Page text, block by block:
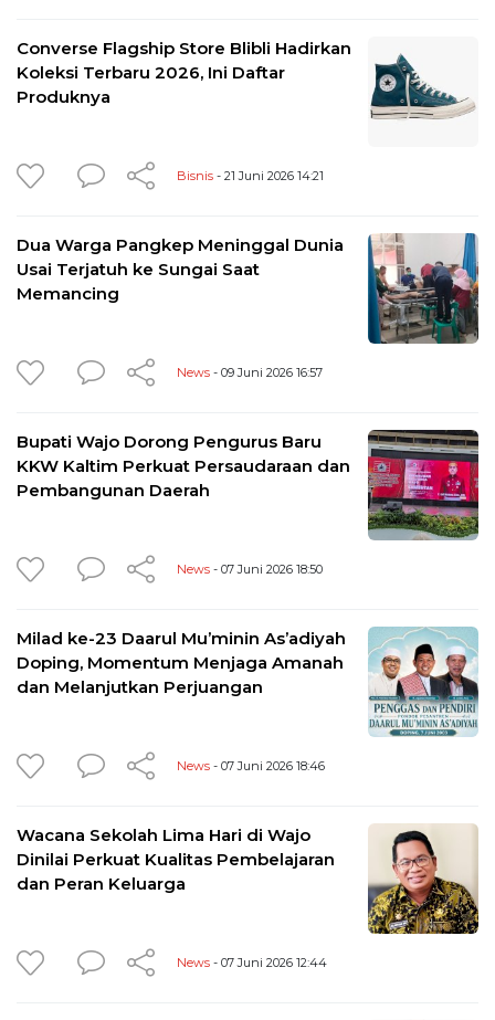
Converse Flagship Store Blibli Hadirkan
Koleksi Terbaru 2026, Ini Daftar
Produknya
Bisnis - 21 Juni 2026 14:21
Dua Warga Pangkep Meninggal Dunia
Usai Terjatuh ke Sungai Saat
Memancing
News - 09 Juni 2026 16:57
Bupati Wajo Dorong Pengurus Baru
KKW Kaltim Perkuat Persaudaraan dan
Pembangunan Daerah
News - 07 Juni 2026 18:50
Milad ke-23 Daarul Mu’minin As’adiyah
Doping, Momentum Menjaga Amanah
dan Melanjutkan Perjuangan
News - 07 Juni 2026 18:46
Wacana Sekolah Lima Hari di Wajo
Dinilai Perkuat Kualitas Pembelajaran
dan Peran Keluarga
News - 07 Juni 2026 12:44